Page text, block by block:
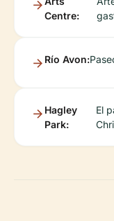
Centre:
Río Avon:
Hagley
Park:
El